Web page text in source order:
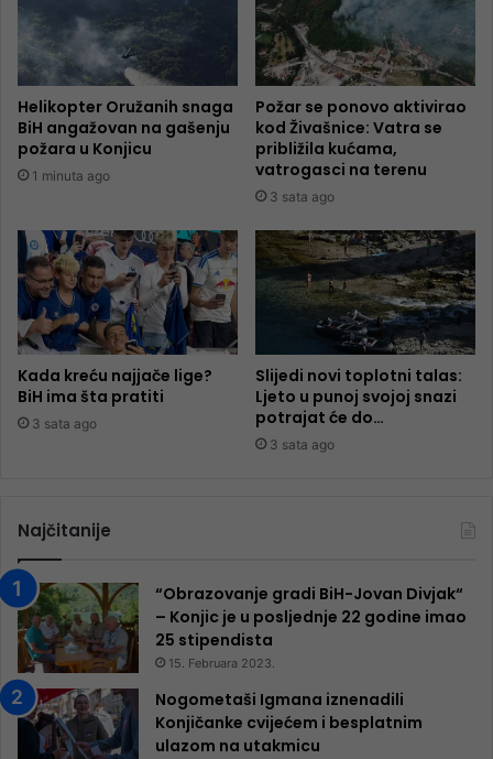
Helikopter Oružanih snaga
BiH angažovan na gašenju
požara u Konjicu
1 minuta ago
Požar se ponovo aktivirao
kod Živašnice: Vatra se
približila kućama,
vatrogasci na terenu
3 sata ago
Kada kreću najjače lige?
BiH ima šta pratiti
3 sata ago
Slijedi novi toplotni talas:
Ljeto u punoj svojoj snazi
potrajat će do…
3 sata ago
Najčitanije
“Obrazovanje gradi BiH-Jovan Divjak“
– Konjic je u posljednje 22 godine imao
25 ​​stipendista
15. Februara 2023.
Nogometaši Igmana iznenadili
Konjičanke cvijećem i besplatnim
ulazom na utakmicu